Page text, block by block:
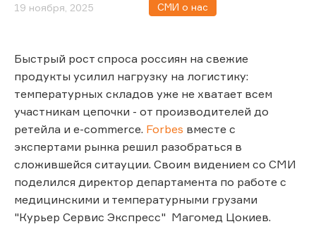
19 ноября, 2025 СМИ о нас
Быстрый рост спроса россиян на свежие
продукты усилил нагрузку на логистику:
температурных складов уже не хватает всем
участникам цепочки - от производителей до
ретейла и e-commerce. Forbes вместе с
экспертами рынка решил разобраться в
сложившейся ситауции. Своим видением со СМИ
поделился директор департамента по работе с
медицинскими и температурными грузами
"Курьер Сервис Экспресс" Магомед Цокиев.